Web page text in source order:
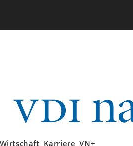
Wirtschaft Karriere VN+